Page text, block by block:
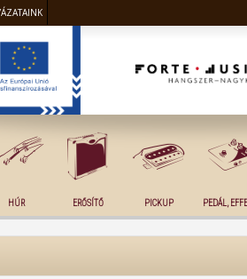
HÚR ERŐSÍTŐ PICKUP PEDÁL,